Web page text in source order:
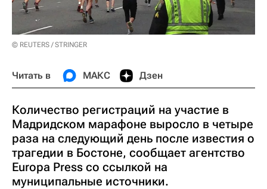
© REUTERS / STRINGER
Читать в МАКС Дзен
Количество регистраций на участие в
Мадридском марафоне выросло в четыре
раза на следующий день после известия о
трагедии в Бостоне, сообщает агентство
Europa Press со ссылкой на
муниципальные источники.